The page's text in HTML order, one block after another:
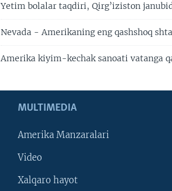
Yetim bolalar taqdiri, Qirg’iziston
Nevada - Amerikaning eng qashshoq
Amerika kiyim-kechak sanoati vatanga
MULTIMEDIA
Amerika Manzaralari
Video
Xalqaro hayot